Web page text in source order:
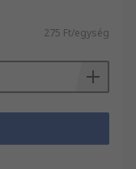
275 Ft/egység